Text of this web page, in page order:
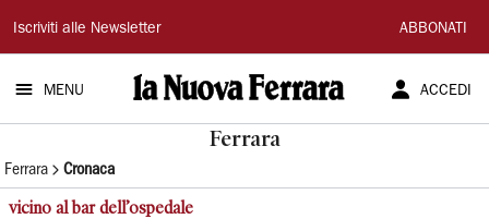
La
Nuova
Ferrara
Iscriviti alle Newsletter ABBONATI
MENU ACCEDI
Ferrara
Ferrara Cronaca
vicino al bar dell’ospedale